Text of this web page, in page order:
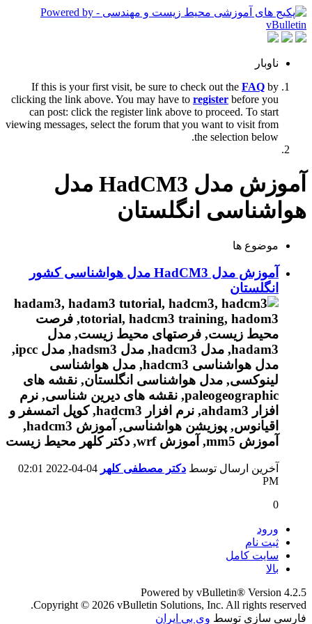
ناوبار
If this is your first visit, be sure to check out the FAQ by
clicking the link above. You may have to register before you
can post: click the register link above to proceed. To start
viewing messages, select the forum that you want to visit from
the selection below.
آموزش مدل HadCM3 مدل
هواشناسی انگلستان
موضوع ها
آموزش مدل HadCM3 مدل هواشناسی کشور
انگلستان
آخرین ارسال توسط دکتر مصطفی کلهر
02:01
PM
0
ورود
ثبت نام
سایت کامل
بالا
Powered by vBulletin® Version 4.2.5
Copyright © 2026 vBulletin Solutions, Inc. All rights reserved.
فارسی سازی توسط وی بی ایران